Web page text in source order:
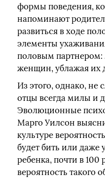
формы поведения,
напоминают
развиться в ходе
элементы
половым
женщин, ублажая их
Из этого, однако, не
отцы всегда милы и
Эволюционные
Марго Уилсон
культуре
будет бить или даже
ребенка, почти в 100
вероятность такого